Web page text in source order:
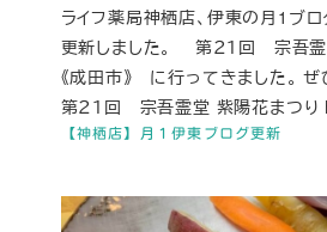
【神栖店】月１伊東ブログ更新
ライフ薬局神栖店、伊東の月1ブロ
更新しました。 第２１回 宗吾
《成田市》 に行ってきました。 ぜ
第２１回 宗吾霊堂 紫陽花まつ